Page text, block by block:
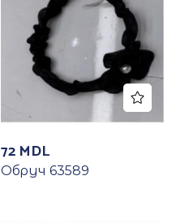
72 MDL
Обруч 63589